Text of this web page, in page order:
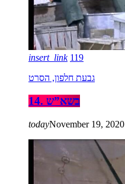
insert_link 119
גבעת חלפון, הסרט
14. בשא”ש
todayNovember 19, 2020